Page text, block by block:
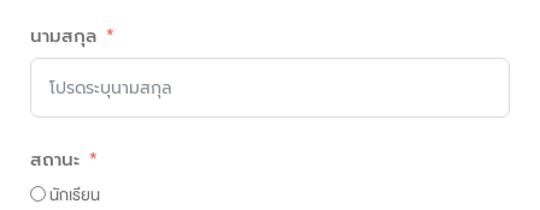
นามสกุล
สถานะ
นักเรียน